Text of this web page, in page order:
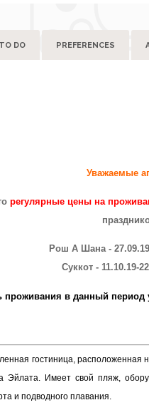
DO PREFERENCES
Уважаемые
регулярные цены на
Рош А Шана -
Cуккот - 11.10.19-
проживания в данный период
гостиница, расположенная
Эйлата. Имеет свой пляж,
и подводного плавания.